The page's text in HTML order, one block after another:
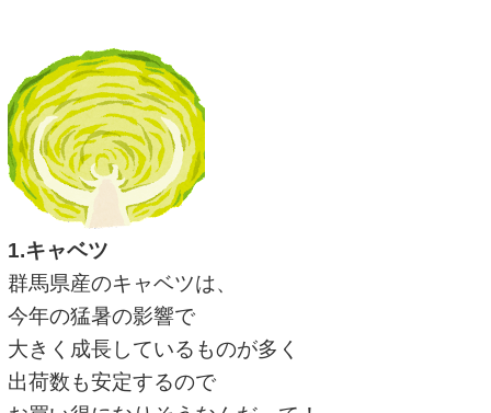
1.キャベツ
群馬県産のキャベツは、
今年の猛暑の影響で
大きく成長しているものが多く
出荷数も安定するので